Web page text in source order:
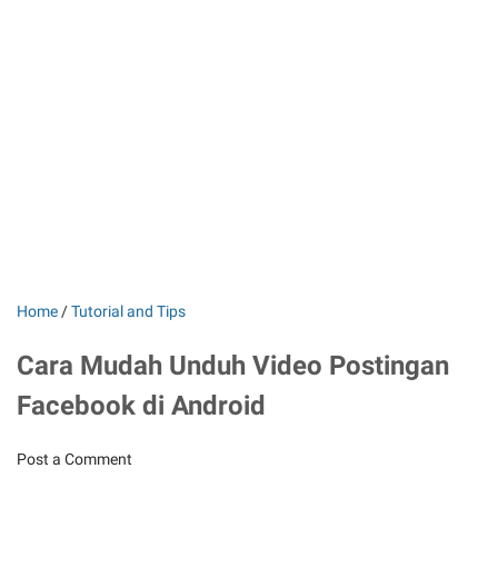
Home /Tutorial and Tips
Cara Mudah Unduh Video Postingan
Facebook di Android
Post a Comment